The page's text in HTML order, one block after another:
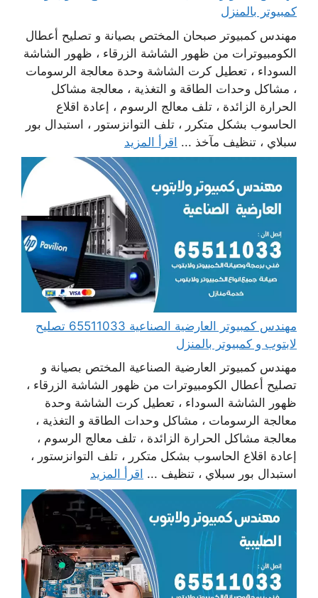
كمبيوتر بالمنزل
مهندس كمبيوتر صبحان المختص بصيانة و تصليح أعطال
الكومبيوترات من ظهور الشاشة الزرقاء ، ظهور الشاشة
السوداء ، تعطيل كرت الشاشة وحدة معالجة الرسومات
، مشاكل وحدات الطاقة و التغذية ، معالجة مشاكل
الحرارة الزائدة ، تلف معالج الرسوم ، إعادة اقلاع
الحاسوب بشكل متكرر ، تلف التوانزستور ، استبدال بور
سبلاي ، تنظيف مآخذ ... اقرأ المزيد
مهندس كمبيوتر العارضية الصناعية 65511033 تصليح
لابتوب و كمبيوتر بالمنزل
مهندس كمبيوتر العارضية الصناعية المختص بصيانة و
تصليح أعطال الكومبيوترات من ظهور الشاشة الزرقاء ،
ظهور الشاشة السوداء ، تعطيل كرت الشاشة وحدة
معالجة الرسومات ، مشاكل وحدات الطاقة و التغذية ،
معالجة مشاكل الحرارة الزائدة ، تلف معالج الرسوم ،
إعادة اقلاع الحاسوب بشكل متكرر ، تلف التوانزستور ،
استبدال بور سبلاي ، تنظيف ... اقرأ المزيد